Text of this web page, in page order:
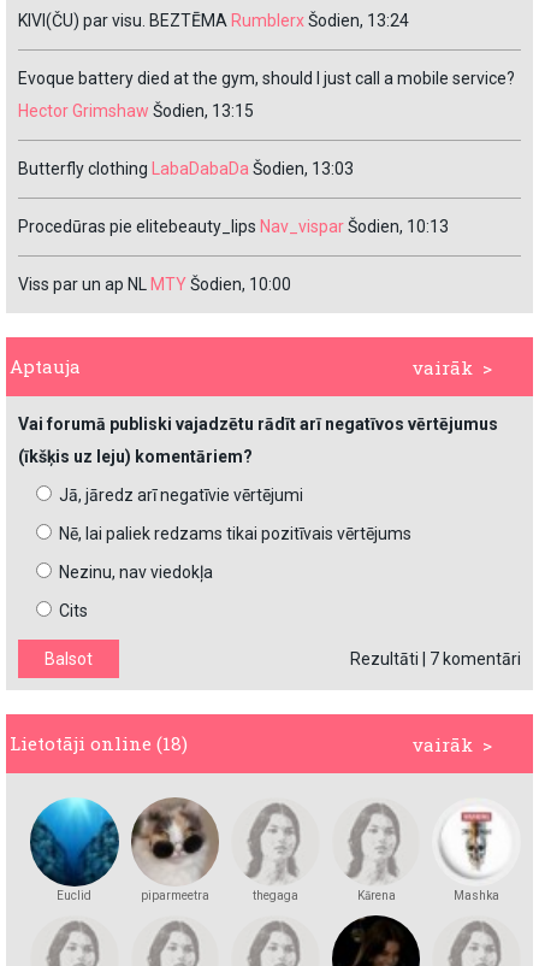
KIVI(ČU) par visu. BEZTĒMA RumblerxŠodien, 13:24
Evoque battery died at the gym, should I just call a mobile service?
Hector Grimshaw Šodien, 13:15
Butterfly clothing LabaDabaDa Šodien, 13:03
Procedūras pie elitebeauty_lips Nav_visparŠodien, 10:13
Viss par un ap NL MTYŠodien, 10:00
vairāk >
Aptauja
Vai forumā publiski vajadzētu rādīt arī negatīvos vērtējumus
(īkšķis uz leju) komentāriem?
Jā, jāredz arī negatīvie vērtējumi
Nē, lai paliek redzams tikai pozitīvais vērtējums
Nezinu, nav viedokļa
Cits
Rezultāti 7 komentāri
vairāk >
Lietotāji online (18)
Euclid piparmeetra thegaga Kārena
Mashka